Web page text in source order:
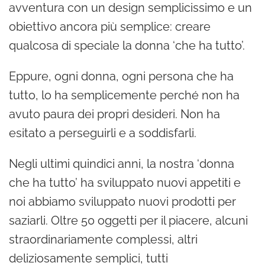
avventura con un design semplicissimo e un
obiettivo ancora più semplice: creare
qualcosa di speciale la donna ‘che ha tutto’.
Eppure, ogni donna, ogni persona che ha
tutto, lo ha semplicemente perché non ha
avuto paura dei propri desideri. Non ha
esitato a perseguirli e a soddisfarli.
Negli ultimi quindici anni, la nostra ‘donna
che ha tutto’ ha sviluppato nuovi appetiti e
noi abbiamo sviluppato nuovi prodotti per
saziarli. Oltre 50 oggetti per il piacere, alcuni
straordinariamente complessi, altri
deliziosamente semplici, tutti